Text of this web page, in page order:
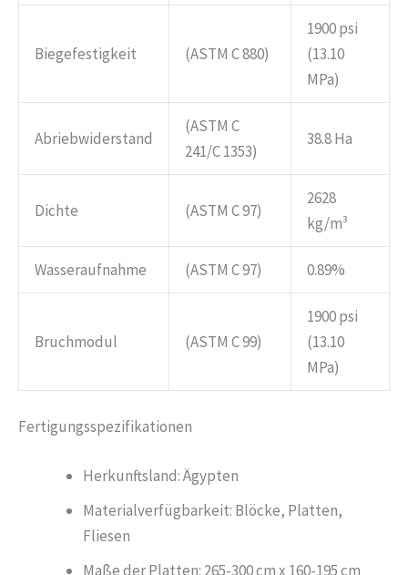
Biegefestigkeit (ASTM C 880)
1900 psi
(13.10
MPa)
Abriebwiderstand
(ASTM C
241/C 1353)
38.8 Ha
Dichte (ASTM C 97)
2628
kg/m³
Wasseraufnahme (ASTM C 97) 0.89%
Bruchmodul (ASTM C 99)
1900 psi
(13.10
MPa)
Fertigungsspezifikationen
Herkunftsland: Ägypten
Materialverfügbarkeit: Blöcke, Platten,
Fliesen
Maße der Platten: 265-300 cm x 160-195 cm